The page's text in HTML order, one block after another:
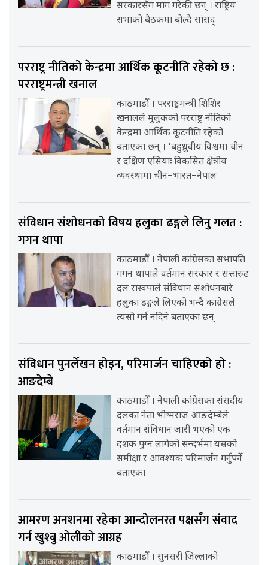
सरकारसँग माग गरेकी छन् । राष्ट्रिय
सभाको बैठकमा बोल्दै सांसद्
परराष्ट्र नीतिको केन्द्रमा आर्थिक कूटनीति रहेको छ :
परराष्ट्रमन्त्री खनाल
काठमाडौँ । परराष्ट्रमन्त्री शिशिर
खनालले मुलुकको परराष्ट्र नीतिको
केन्द्रमा आर्थिक कूटनीति रहेको
बताएका छन् । ‘बहुध्रुवीय विश्वमा चीन
र दक्षिण एसियाः विकसित क्षेत्रीय
व्यवस्थामा चीन–भारत–नेपाल
संविधान संशोधनको विषय हलुका ढङ्गले लिनु गलत :
गगन थापा
काठमाडौँ । नेपाली कांग्रेसका सभापति
गगन थापाले वर्तमान सरकार र सत्तारुढ
दल रास्वपाले संविधान संशोधनबारे
हलुका ढङ्गले लिएको भन्दै कांग्रेसले
त्यसो गर्न नदिने बताएका छन्
संविधान पुनर्लेखन होइन, परिमार्जन चाहिएको हो :
आङदेम्बे
काठमाडौँ । नेपाली कांग्रेसका संसदीय
दलका नेता भीष्मराज आङदेम्बेले
वर्तमान संविधान जारी भएको एक
दशक पुग्न लागेको सन्दर्भमा यसको
समीक्षा र आवश्यक परिमार्जन गर्नुपर्ने
बताएका
आमरण अनशनमा रहेका आन्दोलनरत पक्षसँग संवाद
गर्न खुश्बु ओलीको आग्रह
काठमाडौँ । सुनसरी जिल्लाको